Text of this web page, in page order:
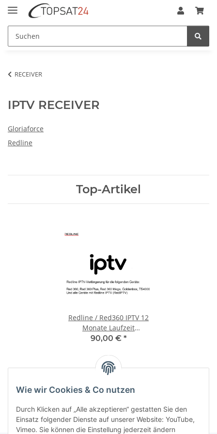
Wie wir Cookies & Co nutzen
Durch Klicken auf „Alle akzeptieren“ gestatten Sie den
Einsatz folgender Dienste auf unserer Website: YouTube,
Vimeo. Sie können die Einstellung jederzeit ändern
RECEIVER
IPTV RECEIVER
Gloriaforce
Redline
Top-Artikel
Redline / Red360 IPTV 12
Monate Laufzeit
Verlängerung
90,00 € *
Kategorien